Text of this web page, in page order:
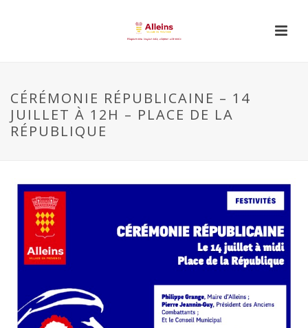
CÉRÉMONIE RÉPUBLICAINE – 14
JUILLET À 12H – PLACE DE LA
RÉPUBLIQUE